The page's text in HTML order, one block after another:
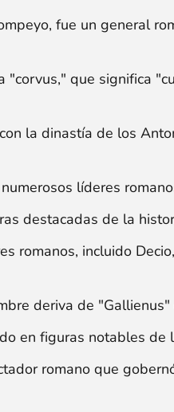
fue un general
que significa
la dinastía de los
líderes
destacadas de la
romanos, incluido
deriva de "Gallienus"
en figuras notables de
romano que